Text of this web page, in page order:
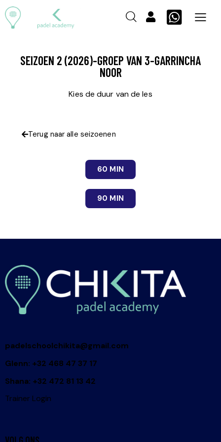
SEIZOEN 2 (2026)-GROEP VAN 3-GARRINCHA
NOOR
Kies de duur van de les
Terug naar alle seizoenen
60 MIN
90 MIN
padelschoolchikita@gmail.com
Glenn: +32 468 47 37 17
Shana: +32 472 81 13 42
Trainer Login